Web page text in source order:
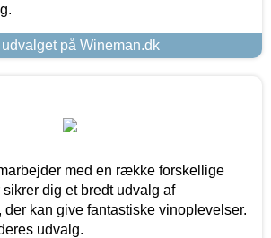
på Wineman.dk
med en række forskellige
sikrer dig et bredt udvalg af
kan give fantastiske vinoplevelser.
udvalg.